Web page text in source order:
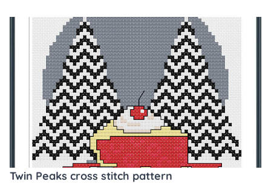
Twin Peaks cross stitch pattern